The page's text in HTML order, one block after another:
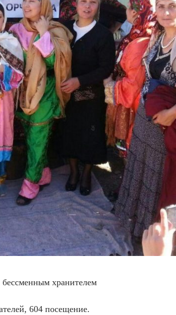
бессменным хранителем
604 посещение.